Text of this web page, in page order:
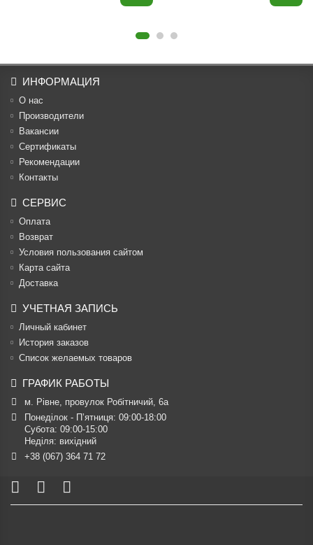
ИНФОРМАЦИЯ
О нас
Производители
Вакансии
Cертификаты
Рекомендации
Контакты
СЕРВИС
Оплата
Возврат
Условия пользования сайтом
Карта сайта
Доставка
УЧЕТНАЯ ЗАПИСЬ
Личный кабинет
История заказов
Список желаемых товаров
ГРАФИК РАБОТЫ
м. Рівне, провулок Робітничий, 6а
Понеділок - П’ятниця: 09:00-18:00
Субота: 09:00-15:00
Неділя: вихідний
+38 (067) 364 71 72